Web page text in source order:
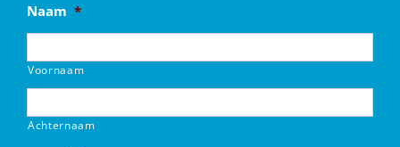
Naam *
Voornaam
Achternaam